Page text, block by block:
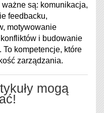
są: komunikacja,
feedbacku,
motywowanie
i budowanie
kompetencje, które
zarządzania.
mogą